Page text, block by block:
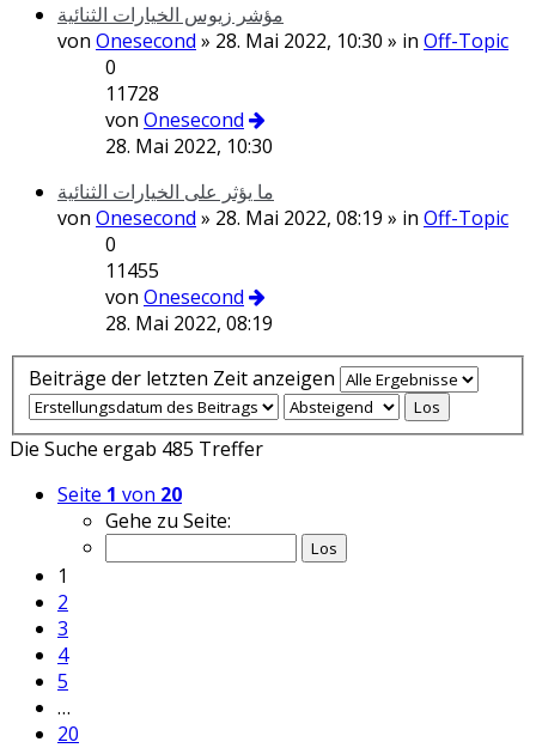
مؤشر زيوس الخيارات الثنائية
von Onesecond » 28. Mai 2022, 10:30 » in Off-Topic
0
11728
von Onesecond
28. Mai 2022, 10:30
ما يؤثر على الخيارات الثنائية
von Onesecond » 28. Mai 2022, 08:19 » in Off-Topic
0
11455
von Onesecond
28. Mai 2022, 08:19
Beiträge der letzten Zeit anzeigen
Die Suche ergab 485 Treffer
Seite 1 von 20
Gehe zu Seite:
1
2
3
4
5
…
20